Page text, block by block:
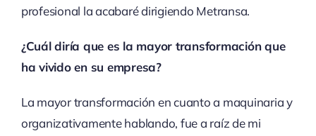
profesional la acabaré dirigiendo Metransa.
¿Cuál diría que es la mayor transformación que
ha vivido en su empresa?
La mayor transformación en cuanto a maquinaria y
organizativamente hablando, fue a raíz de mi